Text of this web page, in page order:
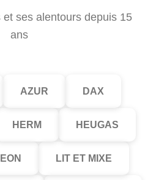
ses alentours depuis 15
ans
AZUR DAX
HERM HEUGAS
LIT ET MIXE